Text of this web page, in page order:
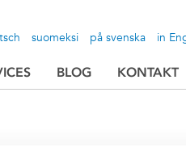
suomeksi på svenska in
BLOG KONTAKT